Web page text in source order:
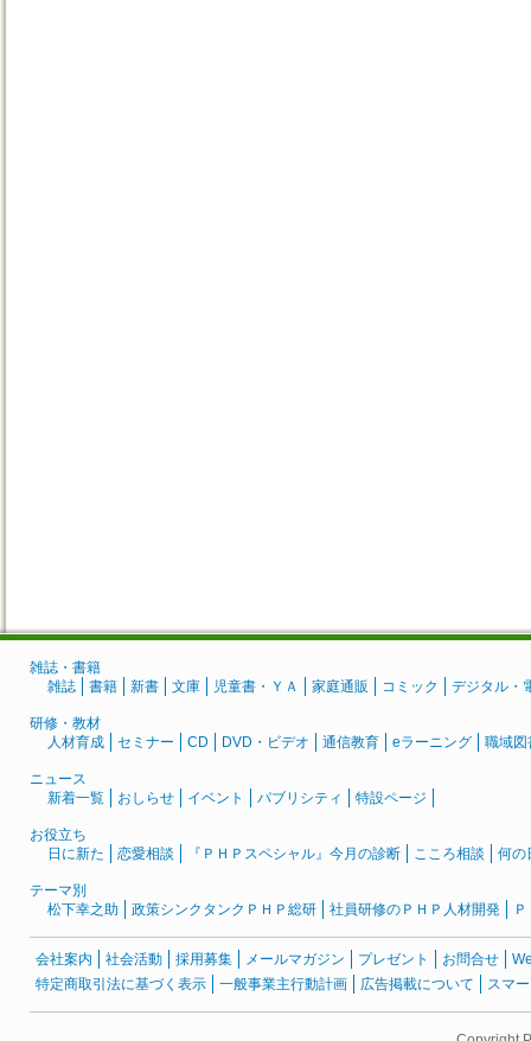
雑誌・書籍
雑誌
書籍 新書 文庫 児童書・ＹＡ 家庭通販 コミック デジタル・
研修・教材
人材育成
セミナー CD DVD・ビデオ 通信教育 eラーニング 職域図
ニュース
新着一覧
おしらせ イベント パブリシティ 特設ページ
お役立ち
日に新た
恋愛相談 『ＰＨＰスペシャル』今月の診断 こころ相談 何の
テーマ別
松下幸之助
政策シンクタンクＰＨＰ総研 社員研修のＰＨＰ人材開発
会社案内 社会活動 採用募集 メールマガジン プレゼント お問合せ
特定商取引法に基づく表示
一般事業主行動計画 広告掲載について スマ